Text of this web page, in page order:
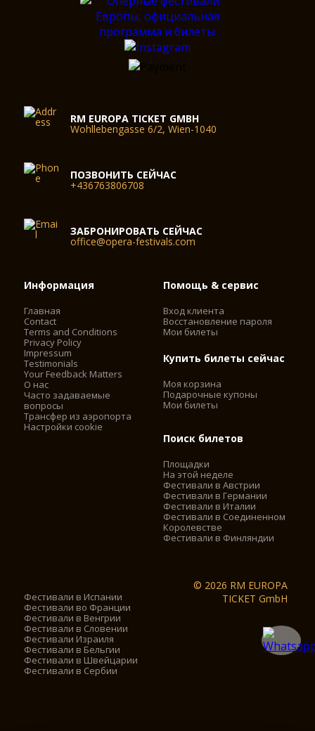
RM EUROPA TICKET GMBH
Wohllebengasse 6/2, Wien-1040
ПОЗВОНИТЬ СЕЙЧАС
+436763806708
ЗАБРОНИРОВАТЬ СЕЙЧАС
office@opera-festivals.com
Информация
Главная
Contact
Terms and Conditions
Privacy Policy
Impressum
Testimonials
Your Feedback Matters
О нас
Часто задаваемые
вопросы
Трансфер из аэропорта
Настройки cookie
Помощь & сервис
Вход клиента
Восстановление пароля
Мои билеты
Купить билеты сейчас
Моя корзина
Подарочные купоны
Мои билеты
Поиск билетов
Площадки
На этой неделе
Фестивали в Австрии
Фестивали в Германии
Фестивали в Италии
Фестивали в Соединенном
Королевстве
Фестивали в Финляндии
Фестивали в Испании
Фестивали во Франции
Фестивали в Венгрии
Фестивали в Словении
Фестивали Израиля
Фестивали в Бельгии
Фестивали в Швейцарии
Фестивали в Сербии
© 2026 RM EUROPA
TICKET GmbH